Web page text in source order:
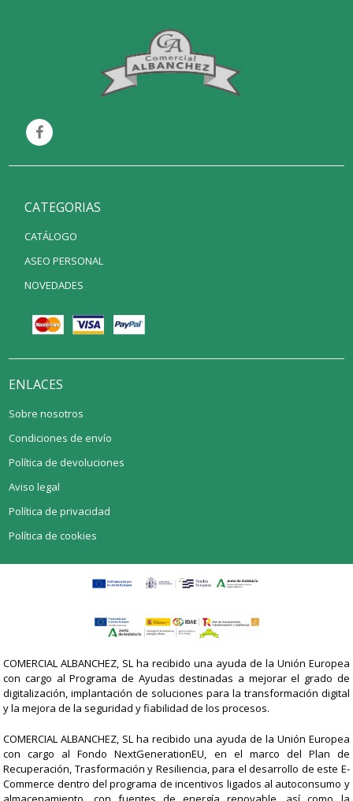
CATEGORIAS
CATÁLOGO
ASEO PERSONAL
NOVEDADES
ENLACES
Sobre nosotros
Condiciones de envío
Política de devoluciones
Aviso legal
Política de privacidad
Política de cookies
COMERCIAL ALBANCHEZ, SL ha recibido una ayuda de la Unión Europea
con cargo al Programa de Ayudas destinadas a mejorar el grado de
digitalización, implantación de soluciones para la transformación digital
y la mejora de la seguridad y fiabilidad de los procesos.
COMERCIAL ALBANCHEZ, SL ha recibido una ayuda de la Unión Europea
con cargo al Fondo NextGenerationEU, en el marco del Plan de
Recuperación, Trasformación y Resiliencia, para el desarrollo de este E-
Commerce dentro del programa de incentivos ligados al autoconsumo y